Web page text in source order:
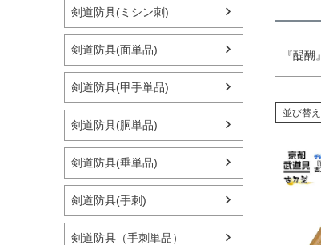
剣道防具(ミシン刺)
剣道防具(面単品)
剣道防具(甲手単品)
剣道防具(胴単品)
剣道防具(垂単品)
剣道防具(手刺)
剣道防具（手刺単品）
『醍醐』
並び替え